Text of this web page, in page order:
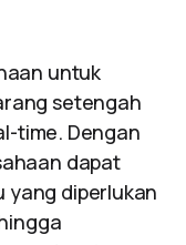
untuk
setengah
time. Dengan
dapat
yang diperlukan